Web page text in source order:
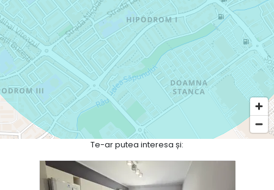
Te-ar putea interesa și: